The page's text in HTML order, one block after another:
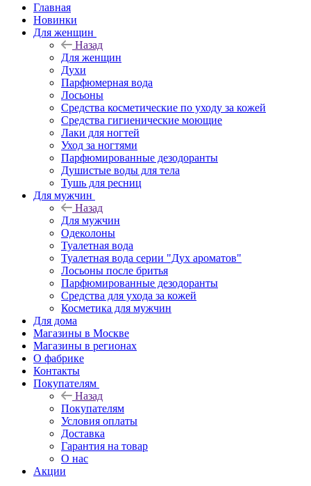
Главная
Новинки
Для женщин
Назад
Для женщин
Духи
Парфюмерная вода
Лосьоны
Средства косметические по уходу за кожей
Средства гигиенические моющие
Лаки для ногтей
Уход за ногтями
Парфюмированные дезодоранты
Душистые воды для тела
Тушь для ресниц
Для мужчин
Назад
Для мужчин
Одеколоны
Туалетная вода
Туалетная вода серии "Дух ароматов"
Лосьоны после бритья
Парфюмированные дезодоранты
Средства для ухода за кожей
Косметика для мужчин
Для дома
Магазины в Москве
Магазины в регионах
О фабрике
Контакты
Покупателям
Назад
Покупателям
Условия оплаты
Доставка
Гарантия на товар
О нас
Акции